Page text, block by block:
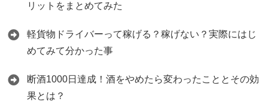
リットをまとめてみた
軽貨物ドライバーって稼げる？稼げない？実際にはじ
めてみて分かった事
断酒1000日達成！酒をやめたら変わったこととその効
果とは？